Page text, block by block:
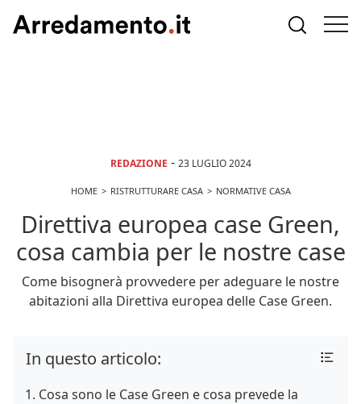
REDAZIONE - 23 LUGLIO 2024
HOME RISTRUTTURARE CASA NORMATIVE CASA
Direttiva europea case Green,
cosa cambia per le nostre case
Come bisognerà provvedere per adeguare le nostre
abitazioni alla Direttiva europea delle Case Green.
In questo articolo:
Cosa sono le Case Green e cosa prevede la